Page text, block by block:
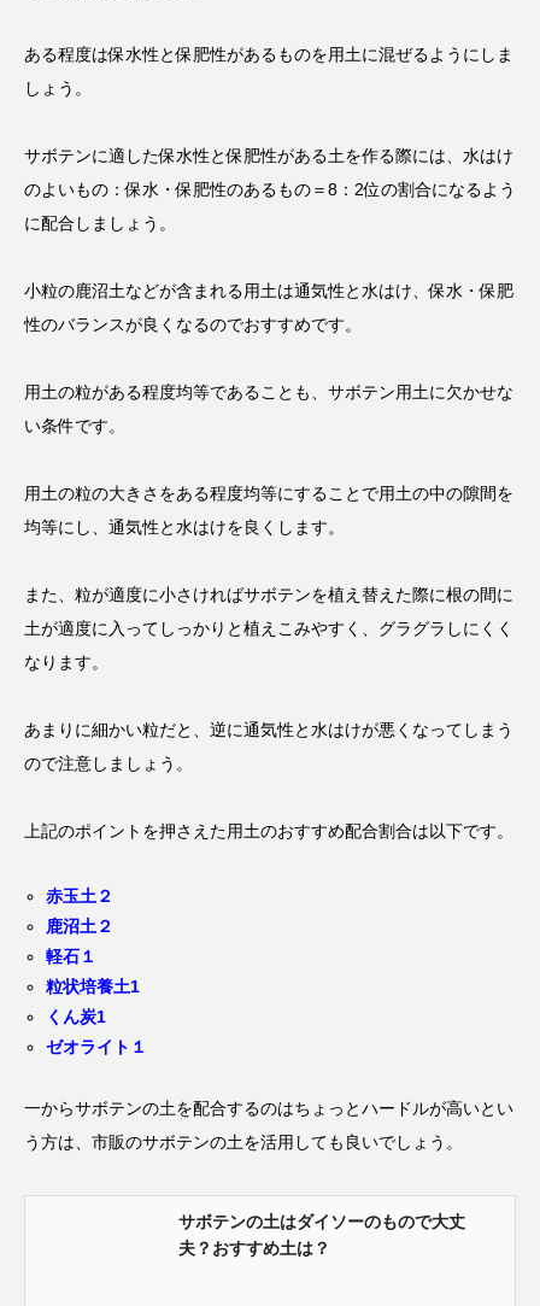
ある程度は保水性と保肥性があるものを用土に混ぜるようにしま
しょう。
サボテンに適した保水性と保肥性がある土を作る際には、水はけ
のよいもの：保水・保肥性のあるもの＝8：2位の割合になるよう
に配合しましょう。
小粒の鹿沼土などが含まれる用土は通気性と水はけ、保水・保肥
性のバランスが良くなるのでおすすめです。
用土の粒がある程度均等であることも、サボテン用土に欠かせな
い条件です。
用土の粒の大きさをある程度均等にすることで用土の中の隙間を
均等にし、通気性と水はけを良くします。
また、粒が適度に小さければサボテンを植え替えた際に根の間に
土が適度に入ってしっかりと植えこみやすく、グラグラしにくく
なります。
あまりに細かい粒だと、逆に通気性と水はけが悪くなってしまう
ので注意しましょう。
上記のポイントを押さえた用土のおすすめ配合割合は以下です。
赤玉土２
鹿沼土２
軽石１
粒状培養土1
くん炭1
ゼオライト１
一からサボテンの土を配合するのはちょっとハードルが高いとい
う方は、市販のサボテンの土を活用しても良いでしょう。
サボテンの土はダイソーのもので大丈
夫？おすすめ土は？